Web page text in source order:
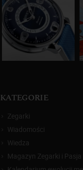
KATEGORIE
Zegarki
Wiadomości
Wiedza
Magazyn Zegarki i Pasja